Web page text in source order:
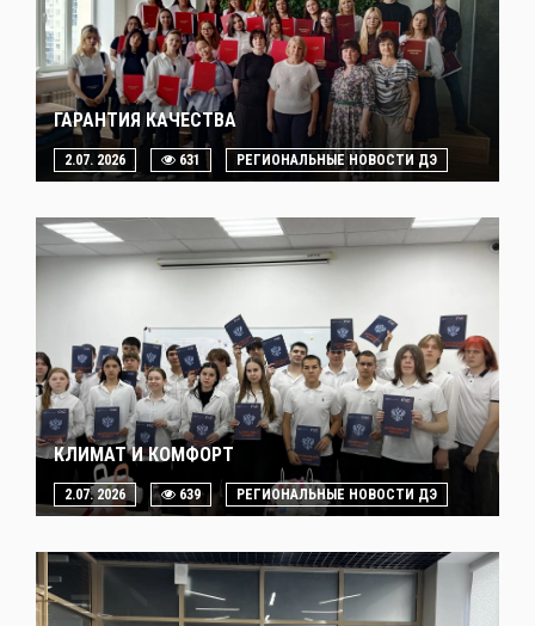
ГАРАНТИЯ КАЧЕСТВА
2.07. 2026 631 РЕГИОНАЛЬНЫЕ НОВОСТИ ДЭ
КЛИМАТ И КОМФОРТ
2.07. 2026 639 РЕГИОНАЛЬНЫЕ НОВОСТИ ДЭ